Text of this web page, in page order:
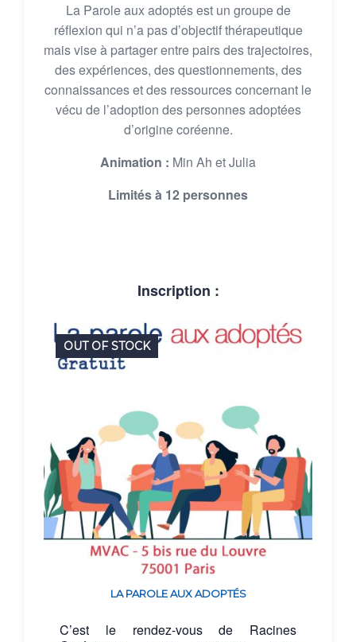
La Parole aux adoptés est un groupe de
réflexion qui n’a pas d’objectif thérapeutique
mais vise à partager entre pairs des trajectoires,
des expériences, des questionnements, des
connaissances et des ressources concernant le
vécu de l’adoption des personnes adoptées
d’origine coréenne.
Animation : Min Ah et Julia
Limités à 12 personnes
Inscription :
OUT OF STOCK
LA PAROLE AUX ADOPTÉS
C’est le rendez-vous de Racines